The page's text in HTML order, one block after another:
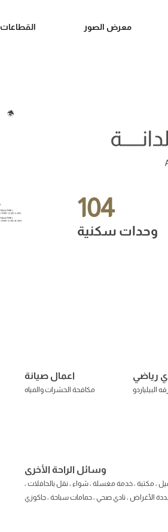
القطاعات معرض الصور
104
وحدات سكنية
اعمال صيانة
مكافحة الحشرات والمياه
رياضي
البيلياردو
وسائل الراحة الأخرى
، مكتبة ، خدمة مغسلة ، شواء ، نقل بالحافلات ،
الأغراض ، نادي صحي ، حمامات سباحة ، جاكوزي